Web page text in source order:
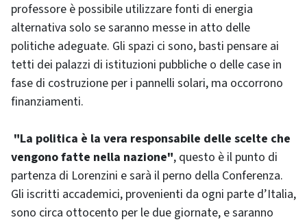
professore è possibile utilizzare fonti di energia
alternativa solo se saranno messe in atto delle
politiche adeguate. Gli spazi ci sono, basti pensare ai
tetti dei palazzi di istituzioni pubbliche o delle case in
fase di costruzione per i pannelli solari, ma occorrono
finanziamenti.
"La politica è la vera responsabile delle scelte che
vengono fatte nella nazione", questo è il punto di
partenza di Lorenzini e sarà il perno della Conferenza.
Gli iscritti accademici, provenienti da ogni parte d’Italia,
sono circa ottocento per le due giornate, e saranno